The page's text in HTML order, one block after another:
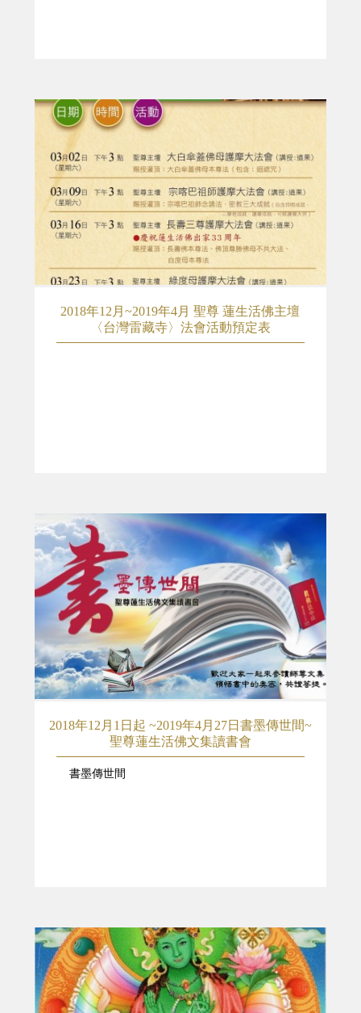
2018年12月~2019年4月 聖尊 蓮生活佛主壇
〈台灣雷藏寺〉法會活動預定表
2018年12月1日起 ~2019年4月27日書墨傳世間~
聖尊蓮生活佛文集讀書會
書墨傳世間